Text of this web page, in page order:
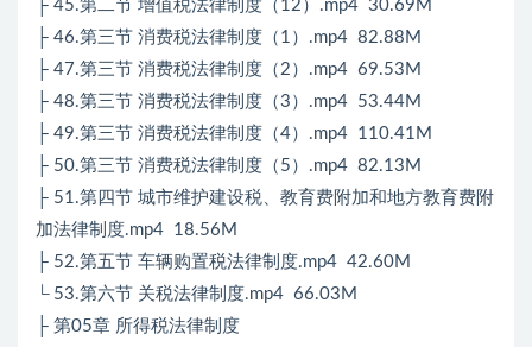
├ 45.第二节 增值税法律制度（12）.mp4 30.69M
├ 46.第三节 消费税法律制度（1）.mp4 82.88M
├ 47.第三节 消费税法律制度（2）.mp4 69.53M
├ 48.第三节 消费税法律制度（3）.mp4 53.44M
├ 49.第三节 消费税法律制度（4）.mp4 110.41M
├ 50.第三节 消费税法律制度（5）.mp4 82.13M
├ 51.第四节 城市维护建设税、教育费附加和地方教育费附
加法律制度.mp4 18.56M
├ 52.第五节 车辆购置税法律制度.mp4 42.60M
└ 53.第六节 关税法律制度.mp4 66.03M
├ 第05章 所得税法律制度